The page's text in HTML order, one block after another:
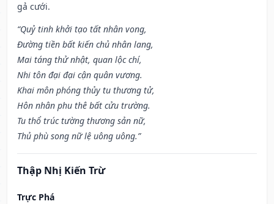
gả cưới.
“Quỷ tinh khởi tạo tất nhân vong,
Đường tiền bất kiến chủ nhân lang,
Mai táng thử nhật, quan lộc chí,
Nhi tôn đại đại cận quân vương.
Khai môn phóng thủy tu thương tử,
Hôn nhân phu thê bất cửu trường.
Tu thổ trúc tường thương sản nữ,
Thủ phù song nữ lệ uông uông.”
Thập Nhị Kiến Trừ
Trực Phá